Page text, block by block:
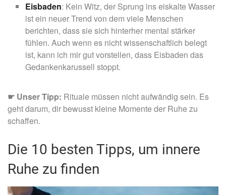
Eisbaden: Kein Witz, der Sprung ins eiskalte Wasser
ist ein neuer Trend von dem viele Menschen
berichten, dass sie sich hinterher mental stärker
fühlen. Auch wenn es nicht wissenschaftlich belegt
ist, kann ich mir gut vorstellen, dass Eisbaden das
Gedankenkarussell stoppt.
☛ Unser Tipp: Rituale müssen nicht aufwändig sein. Es
geht darum, dir bewusst kleine Momente der Ruhe zu
schaffen.
Die 10 besten Tipps, um innere
Ruhe zu finden